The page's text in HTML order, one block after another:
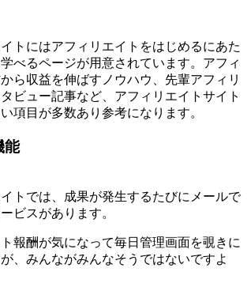
トにはアフィリエイトをはじめるにあた
べるページが用意されています。アフィ
ら収益を伸ばすノウハウ、先輩アフィリ
ビュー記事など、アフィリエイトサイト
項目が多数あり参考になります。
能
トでは、成果が発生するたびにメールで
ビスがあります。
報酬が気になって毎日管理画面を覗きに
、みんながみんなそうではないですよ